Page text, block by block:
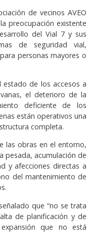
de vecinos AVEO
preocupación existente
del Vial 7 y sus
de seguridad vial,
personas mayores o
estado de los accesos a
el deterioro de la
deficiente de los
están operativos una
completa.
las obras en el entorno,
pesada, acumulación de
y afecciones directas a
del mantenimiento de
que “no se trata
de planificación y de
que no está